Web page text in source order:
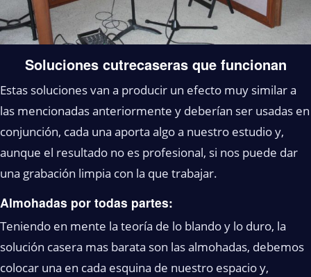
Soluciones cutrecaseras que funcionan
Estas soluciones van a producir un efecto muy similar a
las mencionadas anteriormente y deberían ser usadas en
conjunción, cada una aporta algo a nuestro estudio y,
aunque el resultado no es profesional, si nos puede dar
una grabación limpia con la que trabajar.
Almohadas por todas partes:
Teniendo en mente la teoría de lo blando y lo duro, la
solución casera mas barata son las almohadas, debemos
colocar una en cada esquina de nuestro espacio y,